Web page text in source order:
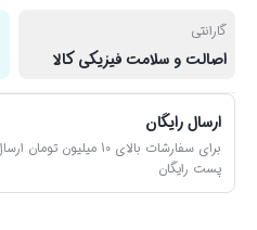
گارانتی
اصالت و سلامت فیزیکی کالا
ارسال رایگان
برای سفارشات بالای 10 میلیون تومان
پست رایگان